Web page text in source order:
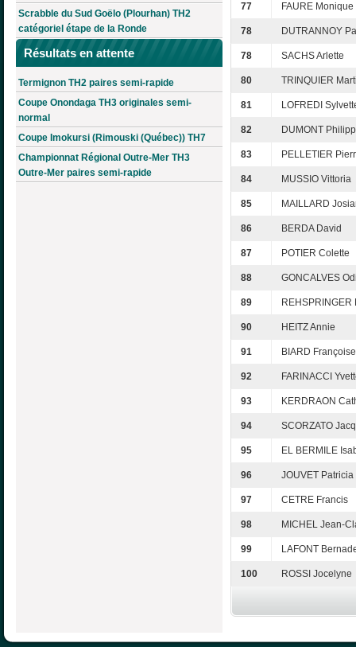
Scrabble du Sud Goëlo (Plourhan) TH2
catégoriel étape de la Ronde
Résultats en attente
Termignon TH2 paires semi-rapide
Coupe Onondaga TH3 originales semi-
normal
Coupe Imokursi (Rimouski (Québec)) TH7
Championnat Régional Outre-Mer TH3
Outre-Mer paires semi-rapide
77 FAURE Monique
78 DUTRANNOY
78 SACHS Arlette
80 TRINQUIER
81 LOFREDI
82 DUMONT
83 PELLETIER
84 MUSSIO Vittoria
85 MAILLARD
86 BERDA David
87 POTIER Colette
88 GONCALVES
89 REHSPRINGER
90 HEITZ Annie
91 BIARD Françoise
92 FARINACCI
93 KERDRAON
94 SCORZATO
95 EL BERMILE
96 JOUVET Patricia
97 CETRE Francis
98 MICHEL Jean-
99 LAFONT
100 ROSSI Jocelyne